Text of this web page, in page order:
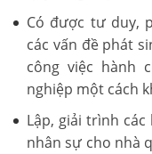
Có được tư duy,
các vấn đề phát
công việc hành
nghiệp một cách
Lập, giải trình
nhân sự cho nhà